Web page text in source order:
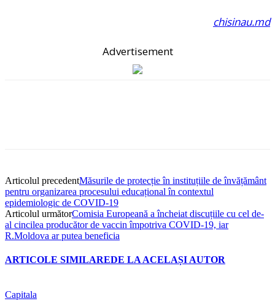
chisinau.md
Advertisement
Articolul precedentMăsurile de protecție în instituțiile de învățământ
pentru organizarea procesului educațional în contextul
epidemiologic de COVID-19
Articolul următorComisia Europeană a încheiat discuțiile cu cel de-
al cincilea producător de vaccin împotriva COVID-19, iar
R.Moldova ar putea beneficia
ARTICOLE SIMILAREDE LA ACELAȘI AUTOR
Capitala